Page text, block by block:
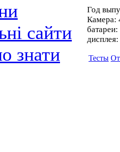
сайти
знати
Год
Камера:
Тесты